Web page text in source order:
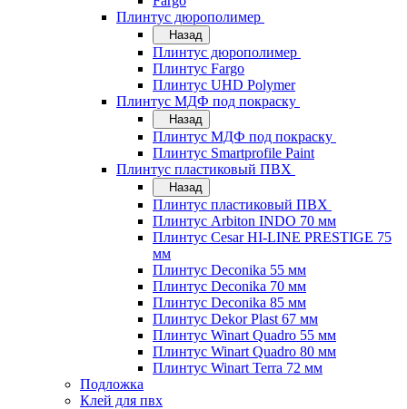
Плинтус дюрополимер
Назад
Плинтус дюрополимер
Плинтус Fargo
Плинтус UHD Polymer
Плинтус МДФ под покраску
Назад
Плинтус МДФ под покраску
Плинтус Smartprofile Paint
Плинтус пластиковый ПВХ
Назад
Плинтус пластиковый ПВХ
Плинтус Arbiton INDO 70 мм
Плинтус Cesar HI-LINE PRESTIGE 75
мм
Плинтус Deconika 55 мм
Плинтус Deconika 70 мм
Плинтус Deconika 85 мм
Плинтус Dekor Plast 67 мм
Плинтус Winart Quadro 55 мм
Плинтус Winart Quadro 80 мм
Плинтус Winart Terra 72 мм
Подложка
Клей для пвх